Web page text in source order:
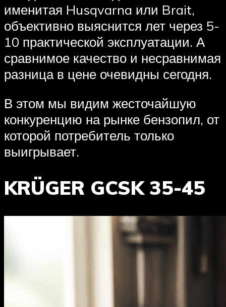
именитая Husqvarna или Brait,
объективно выяснится лет через 5-
10 практической эксплуатации. А
сравнимое качество и несравнимая
разница в цене очевидны сегодня.
В этом мы видим жесточайшую
конкуренцию на рынке бензопил, от
которой потребитель только
выигрывает.
KRÜGER GCSK 35-45